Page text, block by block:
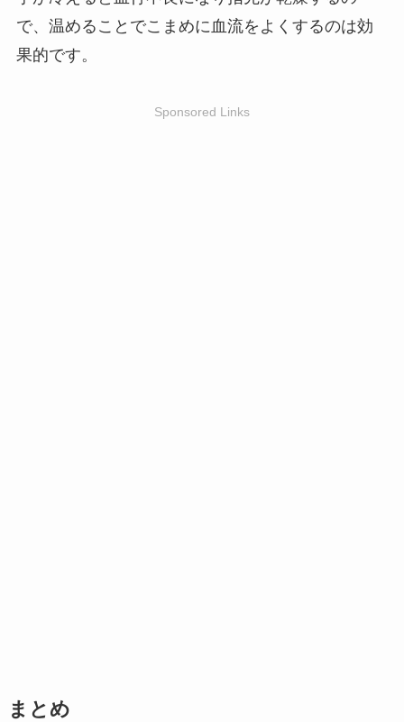
で、温めることでこまめに血流をよくするのは効
果的です。
Sponsored Links
まとめ